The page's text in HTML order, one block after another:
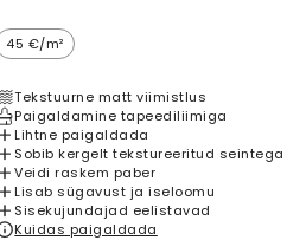
45 €/m²
Tekstuurne matt viimistlus
Paigaldamine tapeediliimiga
Lihtne paigaldada
Sobib kergelt tekstureeritud seintega
Veidi raskem paber
Lisab sügavust ja iseloomu
Sisekujundajad eelistavad
Kuidas paigaldada